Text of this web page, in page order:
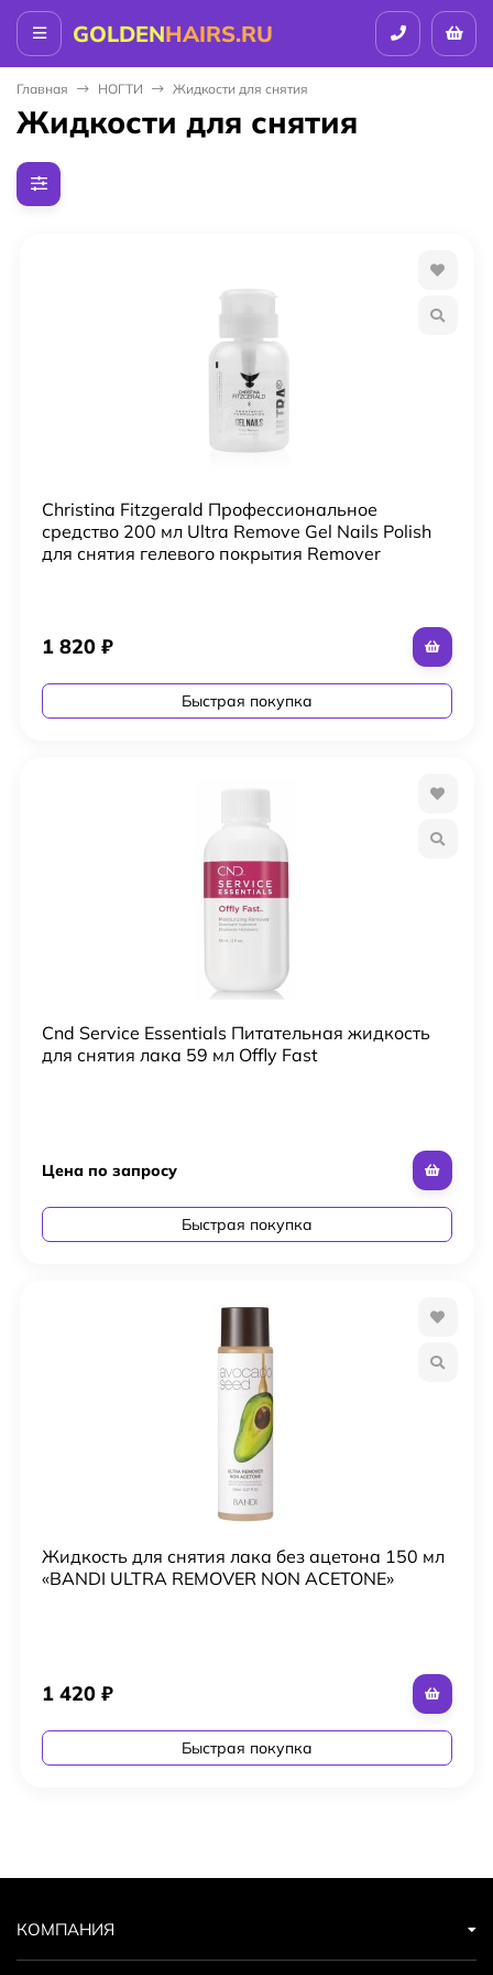
GOLDENHAIRS.RU
Главная НОГТИ Жидкости для снятия
Жидкости для снятия
Christina Fitzgerald Профессиональное
средство 200 мл Ultra Remove Gel Nails Polish
для снятия гелевого покрытия Remover
1 820 ₽
Быстрая покупка
Cnd Service Essentials Питательная жидкость
для снятия лака 59 мл Offly Fast
Цена по запросу
Быстрая покупка
Жидкость для снятия лака без ацетона 150 мл
«BANDI ULTRA REMOVER NON ACETONE»
1 420 ₽
Быстрая покупка
КОМПАНИЯ